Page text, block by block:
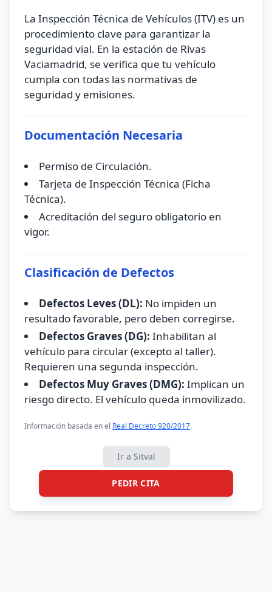
La Inspección Técnica de Vehículos (ITV) es un
procedimiento clave para garantizar la
seguridad vial. En la estación de Rivas
Vaciamadrid, se verifica que tu vehículo
cumpla con todas las normativas de
seguridad y emisiones.
Documentación Necesaria
Permiso de Circulación.
Tarjeta de Inspección Técnica (Ficha
Técnica).
Acreditación del seguro obligatorio en
vigor.
Clasificación de Defectos
Defectos Leves (DL): No impiden un
resultado favorable, pero deben corregirse.
Defectos Graves (DG): Inhabilitan al
vehículo para circular (excepto al taller).
Requieren una segunda inspección.
Defectos Muy Graves (DMG): Implican un
riesgo directo. El vehículo queda inmovilizado.
Información basada en el Real Decreto 920/2017.
Ir a Sitval
PEDIR CITA